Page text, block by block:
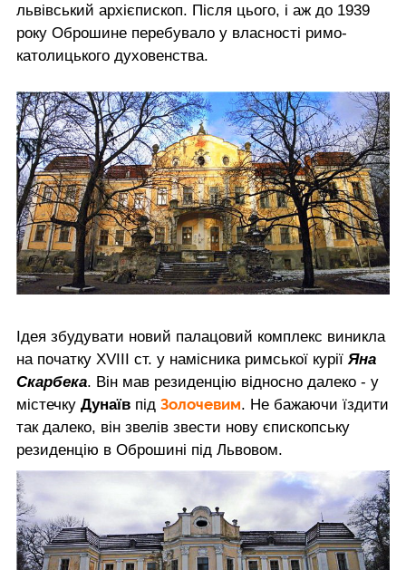
львівський архієпископ. Після цього, і аж до 1939
року Оброшине перебувало у власності римо-
католицького духовенства.
Ідея збудувати новий палацовий комплекс виникла
на початку XVIII ст. у намісника римської курії Яна
Скарбека. Він мав резиденцію відносно далеко - у
містечку Дунаїв під Золочевим. Не бажаючи їздити
так далеко, він звелів звести нову єпископську
резиденцію в Оброшині під Львовом.